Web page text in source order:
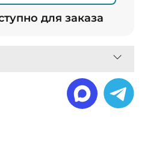
для заказа